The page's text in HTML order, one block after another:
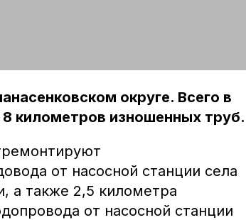
округе. Всего в
километров изношенных труб.
от насосной станции села
а также 2,5 километра
от насосной станции